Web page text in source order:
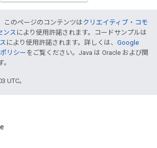
このページのコンテンツはクリエイティブ・コモ
ンスにより使用許諾されます。コードサンプルは
により使用許諾されます。詳しくは、 Google
リシー をご覧ください。Java は Oracle および関
UTC。